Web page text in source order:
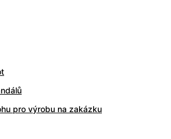
pro výrobu na zakázku